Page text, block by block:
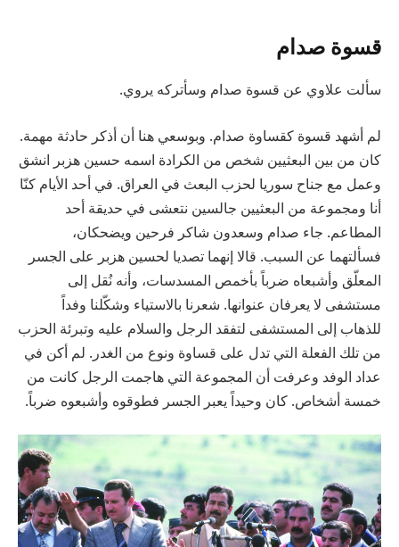
قسوة صدام
سألت علاوي عن قسوة صدام وسأتركه يروي.
لم أشهد قسوة كقساوة صدام. وبوسعي هنا أن أذكر حادثة مهمة.
كان من بين البعثيين شخص من الكرادة اسمه حسين هزبر انشق
وعمل مع جناح سوريا لحزب البعث في العراق. في أحد الأيام كنّا
أنا ومجموعة من البعثيين جالسين نتعشى في حديقة أحد
المطاعم. جاء صدام وسعدون شاكر فرحين ويضحكان،
فسألتهما عن السبب. قالا إنهما تصديا لحسين هزبر على الجسر
المعلّق وأشبعاه ضرباً بأخمص المسدسات، وأنه نُقل إلى
مستشفى لا يعرفان عنوانها. شعرنا بالاستياء وشكّلنا وفداً
للذهاب إلى المستشفى لتفقد الرجل والسلام عليه وتبرئة الحزب
من تلك الفعلة التي تدل على قساوة ونوع من الغدر. لم أكن في
عداد الوفد وعرفت أن المجموعة التي هاجمت الرجل كانت من
خمسة أشخاص. كان وحيداً يعبر الجسر فطوقوه وأشبعوه ضرباً.